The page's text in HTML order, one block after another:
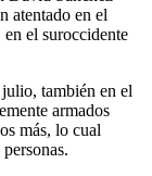
atentado en el
el suroccidente
julio, también en el
armados
más, lo cual